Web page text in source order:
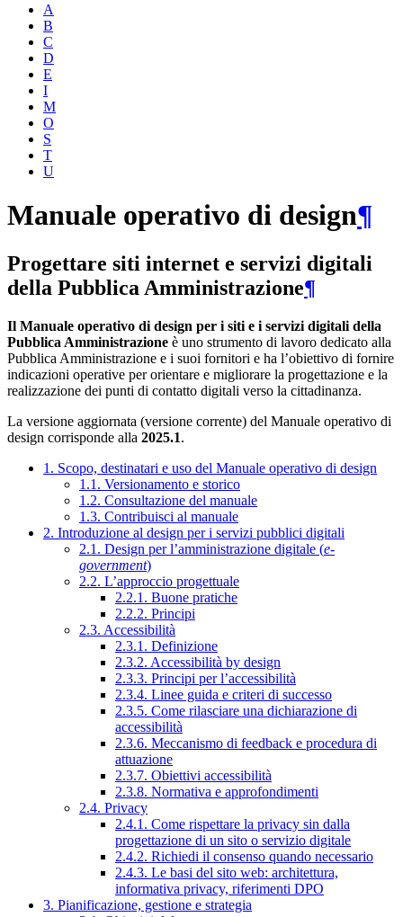
A
B
C
D
E
I
M
O
S
T
U
Manuale operativo di design¶
Progettare siti internet e servizi digitali
della Pubblica Amministrazione¶
Il Manuale operativo di design per i siti e i servizi digitali della
Pubblica Amministrazione è uno strumento di lavoro dedicato alla
Pubblica Amministrazione e i suoi fornitori e ha l’obiettivo di fornire
indicazioni operative per orientare e migliorare la progettazione e la
realizzazione dei punti di contatto digitali verso la cittadinanza.
La versione aggiornata (versione corrente) del Manuale operativo di
design corrisponde alla 2025.1.
1. Scopo, destinatari e uso del Manuale operativo di design
1.1. Versionamento e storico
1.2. Consultazione del manuale
1.3. Contribuisci al manuale
2. Introduzione al design per i servizi pubblici digitali
2.1. Design per l’amministrazione digitale (e-
government)
2.2. L’approccio progettuale
2.2.1. Buone pratiche
2.2.2. Principi
2.3. Accessibilità
2.3.1. Definizione
2.3.2. Accessibilità by design
2.3.3. Principi per l’accessibilità
2.3.4. Linee guida e criteri di successo
2.3.5. Come rilasciare una dichiarazione di
accessibilità
2.3.6. Meccanismo di feedback e procedura di
attuazione
2.3.7. Obiettivi accessibilità
2.3.8. Normativa e approfondimenti
2.4. Privacy
2.4.1. Come rispettare la privacy sin dalla
progettazione di un sito o servizio digitale
2.4.2. Richiedi il consenso quando necessario
2.4.3. Le basi del sito web: architettura,
informativa privacy, riferimenti DPO
3. Pianificazione, gestione e strategia